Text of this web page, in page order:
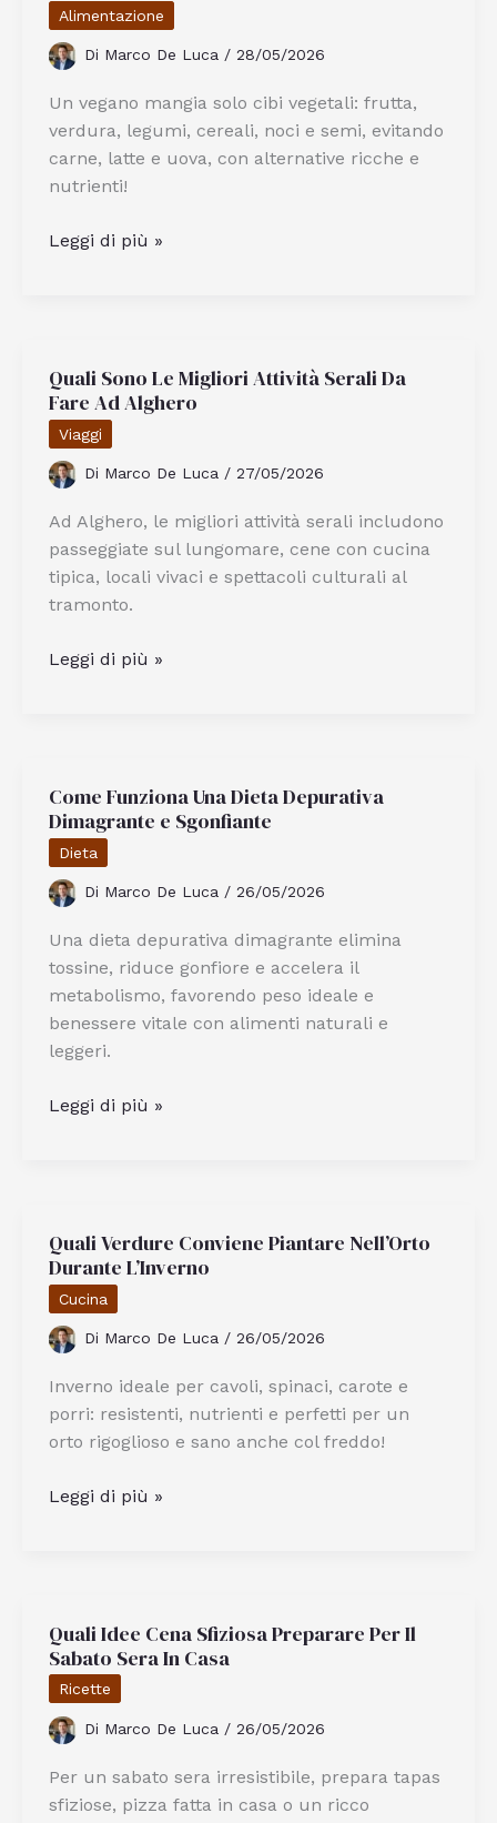
Pepe
alla
Romana
Tradizionale
Alimentazione
Di Marco De Luca / 28/05/2026
Un vegano mangia solo cibi vegetali: frutta,
verdura, legumi, cereali, noci e semi, evitando
carne, latte e uova, con alternative ricche e
nutrienti!
Che
e
Quali
Sono
le
Sue
Alternative
Alimentari
Leggi di più »
Quali Sono Le Migliori Attività Serali Da
Fare Ad Alghero
Viaggi
Di Marco De Luca / 27/05/2026
Ad Alghero, le migliori attività serali includono
passeggiate sul lungomare, cene con cucina
tipica, locali vivaci e spettacoli culturali al
tramonto.
Quali
Serali
Da
Fare
Ad
Alghero
Leggi di più »
Come Funziona Una Dieta Depurativa
Dimagrante e Sgonfiante
Dieta
Di Marco De Luca / 26/05/2026
Una dieta depurativa dimagrante elimina
tossine, riduce gonfiore e accelera il
metabolismo, favorendo peso ideale e
benessere vitale con alimenti naturali e
leggeri.
Come
Dimagrante
e
Sgonfiante
Leggi di più »
Quali Verdure Conviene Piantare Nell’Orto
Durante L’Inverno
Cucina
Di Marco De Luca / 26/05/2026
Inverno ideale per cavoli, spinaci, carote e
porri: resistenti, nutrienti e perfetti per un
orto rigoglioso e sano anche col freddo!
Quali
Durante
L’Inverno
Leggi di più »
Quali Idee Cena Sfiziosa Preparare Per Il
Sabato Sera In Casa
Ricette
Di Marco De Luca / 26/05/2026
Per un sabato sera irresistibile, prepara tapas
sfiziose, pizza fatta in casa o un ricco